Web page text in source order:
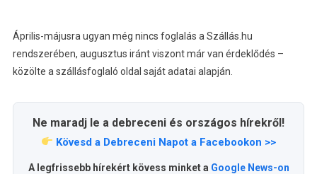
Április-májusra ugyan még nincs foglalás a Szállás.hu
rendszerében, augusztus iránt viszont már van érdeklődés –
közölte a szállásfoglaló oldal saját adatai alapján
Ne maradj le a debreceni és országos hírekről!
Kövesd a Debreceni Napot a Facebookon >>
A legfrissebb hírekért kövess minket a Google News-on